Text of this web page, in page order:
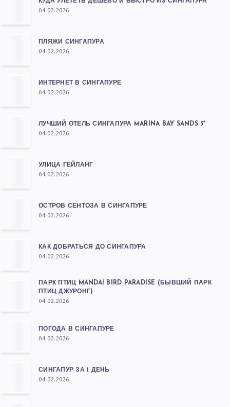
04.02.2026
ПЛЯЖИ СИНГАПУРА
04.02.2026
ИНТЕРНЕТ В СИНГАПУРЕ
04.02.2026
ЛУЧШИЙ ОТЕЛЬ СИНГАПУРА MARINA BAY SANDS 5*
04.02.2026
УЛИЦА ГЕЙЛАНГ
04.02.2026
ОСТРОВ СЕНТОЗА В СИНГАПУРЕ
04.02.2026
КАК ДОБРАТЬСЯ ДО СИНГАПУРА
04.02.2026
ПАРК ПТИЦ MANDAI BIRD PARADISE (БЫВШИЙ ПАРК
ПТИЦ ДЖУРОНГ)
04.02.2026
ПОГОДА В СИНГАПУРЕ
04.02.2026
СИНГАПУР ЗА 1 ДЕНЬ
04.02.2026